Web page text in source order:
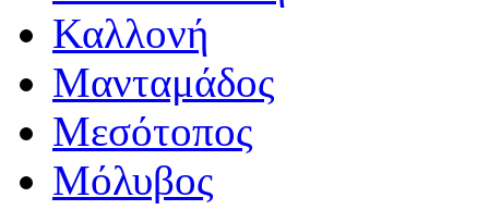
Καλλονή
Μανταμάδος
Μεσότοπος
Μόλυβος